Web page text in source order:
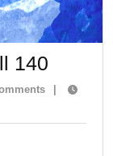
140
eye